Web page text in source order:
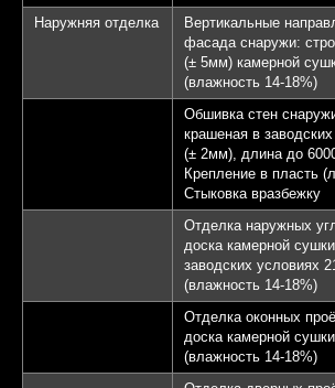
Наружняя отделка
Вертикальные
фасада снаружи:
(± 5мм) камерной
(влажность 14-18%)
Обшивка стен
крашеная в
(± 2мм), длина до
Крепление в пласть
Стыковка вразбежку
Отделка наружных
доска камерной
заводских условиях
(влажность 14-18%)
Отделка оконных
доска камерной
(влажность 14-18%)